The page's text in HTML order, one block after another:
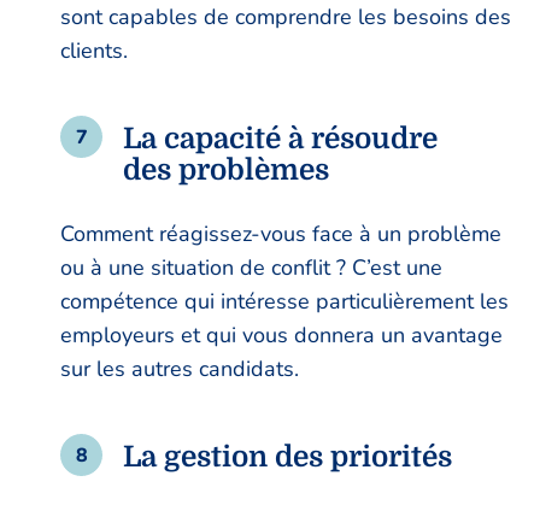
sont capables de comprendre les besoins des
clients.
La capacité à résoudre
des problèmes
Comment réagissez-vous face à un problème
ou à une situation de conflit ? C’est une
compétence qui intéresse particulièrement les
employeurs et qui vous donnera un avantage
sur les autres candidats.
La gestion des priorités